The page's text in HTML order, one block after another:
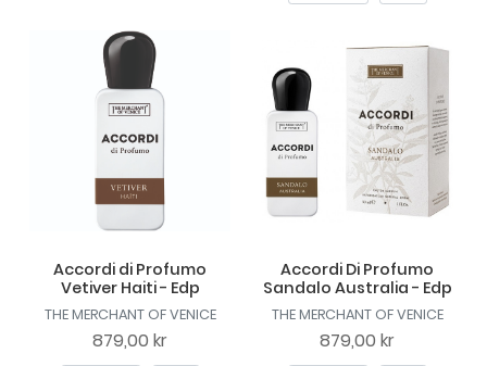
Accordi di Profumo
Vetiver Haiti - Edp
THE MERCHANT OF VENICE
879,00 kr
Accordi Di Profumo
Sandalo Australia - Edp
THE MERCHANT OF VENICE
879,00 kr